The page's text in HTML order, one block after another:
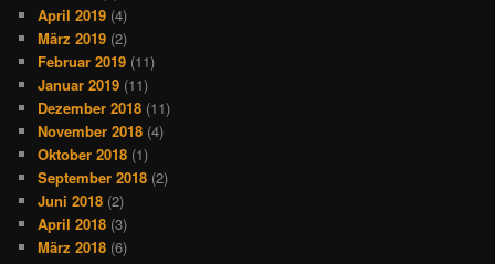
April 2019 (4)
März 2019 (2)
Februar 2019 (11)
Januar 2019 (11)
Dezember 2018 (11)
November 2018 (4)
Oktober 2018 (1)
September 2018 (2)
Juni 2018 (2)
April 2018 (3)
März 2018 (6)